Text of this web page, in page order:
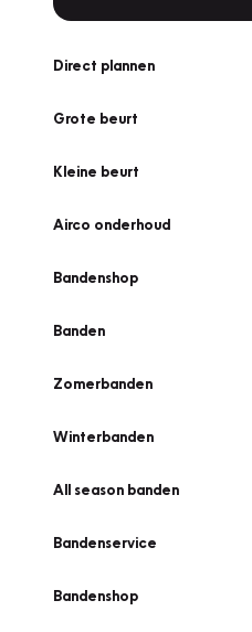
Direct plannen
Grote beurt
Kleine beurt
Airco onderhoud
Bandenshop
Banden
Zomerbanden
Winterbanden
All season banden
Bandenservice
Bandenshop